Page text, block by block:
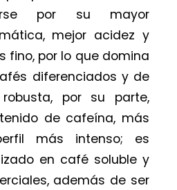
por su mayor
mejor acidez y
fino, por lo que domina
diferenciados y de
robusta, por su parte,
de cafeína, más
más intenso; es
en café soluble y
además de ser